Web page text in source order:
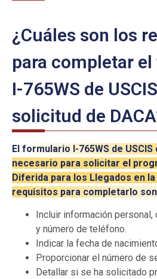
¿Cuáles son los
para completar
I-765WS de
solicitud de
El formulario I-765WS de
necesario para solicitar el
Diferida para los Llegados en
requisitos para completarlo
Incluir información
y número de teléfono.
Indicar la fecha de
Proporcionar el número de
Detallar si se ha solicitado